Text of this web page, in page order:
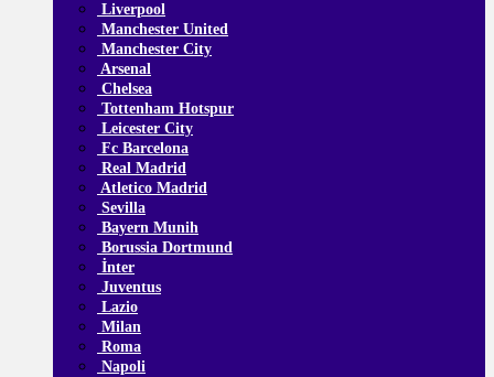
Liverpool
Manchester United
Manchester City
Arsenal
Chelsea
Tottenham Hotspur
Leicester City
Fc Barcelona
Real Madrid
Atletico Madrid
Sevilla
Bayern Munih
Borussia Dortmund
İnter
Juventus
Lazio
Milan
Roma
Napoli